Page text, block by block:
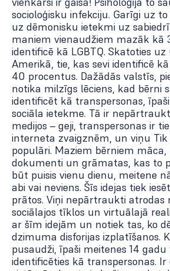
socioloģisku infekciju. Garīgi uz
uz dēmonisku ietekmi uz
maniem vienaudžiem mazāk kā
identificē kā LGBTQ. Skatoties uz
Amerikā, tie, kas sevi identificē kā
40 procentus. Dažādās valstīs,
notika milzīgs lēciens, kad bērni
identificēt kā transpersonas,
sociāla ietekme. Tā ir
medijos – geji, transpersonas ir
interneta zvaigznēm, un viņu Tik
populāri. Maziem bērniem
dokumenti un grāmatas, kas to
būt puisis vienu dienu, meitene
abi vai neviens. Šīs idejas tiek
prātos. Viņi nepārtraukti atrodas
sociālajos tīklos un virtuālajā
ar šīm idejām un notiek tas, ko
dzimuma disforijas izplatīšanos.
pusaudži, īpaši meitenes 14
identificēties kā transpersonas. Ir